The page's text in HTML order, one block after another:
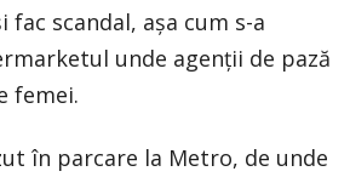
fac scandal, așa cum s-a
unde agenții de pază
femei.
în parcare la Metro, de unde